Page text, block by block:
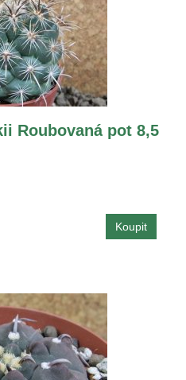
Roubovaná pot 8,5